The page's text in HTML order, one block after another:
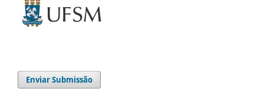
Enviar Submissão